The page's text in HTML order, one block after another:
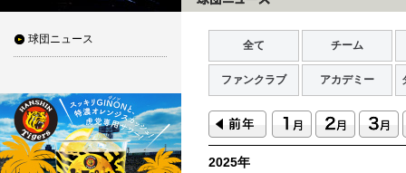
球団ニュース 全て チーム
ファンクラブ アカデミー
2025年